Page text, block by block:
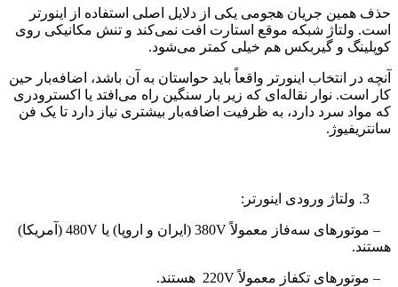
حذف همین جریان هجومی یکی از دلایل اصلی استفاده از اینورتر
است. ولتاژ شبکه موقع استارت افت نمی‌کند و تنش مکانیکی روی
کوپلینگ و گیربکس هم خیلی کمتر می‌شود.
آنچه در انتخاب اینورتر واقعاً باید حواستان به آن باشد، اضافه‌بار حین
کار است. نوار نقاله‌ای که زیر بار سنگین راه می‌افتد یا اکسترودری
که مواد سرد دارد، به ظرفیت اضافه‌بار بیشتری نیاز دارد تا یک فن
سانتریفیوژ.
ولتاژ ورودی اینورتر:
– موتورهای سه‌فاز معمولاً 380V (ایران و اروپا) یا 480V (آمریکا)
هستند.
– موتورهای تکفاز معمولاً 220V هستند.